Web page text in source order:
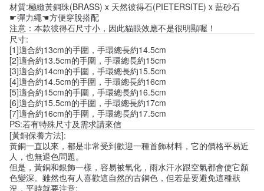
材質:極緻黃銅珠(BRASS) x 天然彼得石(PIETERSITE) x 藍砂石
☛彈力繩☚方便穿脫搭配
注意：本款彼得石尺寸小，因此貓眼效應不是很明顯喔！
尺寸:
[1]適合約13cm的手圍，手環總長約14.5cm
[2]適合約13.5cm的手圍，手環總長約15cm
[3]適合約14cm的手圍，手環總長約15.5cm
[4]適合約14.5cm的手圍，手環總長約16cm
[5]適合約15cm的手圍，手環總長約16.5cm
[6]適合約15.5cm的手圍，手環總長約17cm
[7]適合約16cm的手圍，手環總長約17.5cm
PS:若有特殊尺寸及需求請來信
[黃銅保養方法]:
黃銅一直以來，都是非常受到歡迎一種首飾材料，它的價格平易近
人，也無退色問題。
但是，黃銅和銀飾一樣，容易被氧化，雨水汗水跟空氣都會使它顏
色變深。雖然也有人喜歡這自然的古銅色，但若是要避免這種狀
況，平時就要注意: